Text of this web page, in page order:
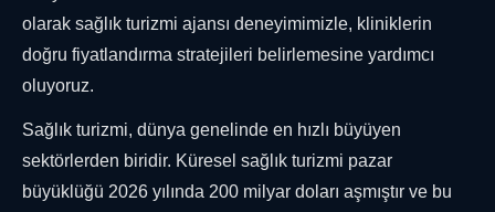
olarak sağlık turizmi ajansı deneyimimizle, kliniklerin
doğru fiyatlandırma stratejileri belirlemesine yardımcı
oluyoruz.
Sağlık turizmi, dünya genelinde en hızlı büyüyen
sektörlerden biridir. Küresel sağlık turizmi pazar
büyüklüğü 2026 yılında 200 milyar doları aşmıştır ve bu